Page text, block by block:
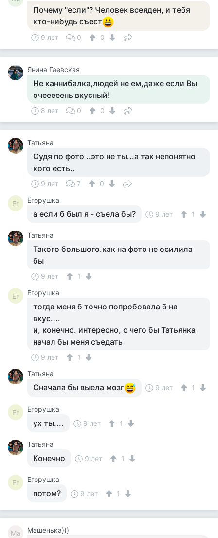
Почему "если"? Человек всеяден, и тебя
кто-нибудь съест
9 лет 0 0
Янина Гаевская
Не каннибалка,людей не ем,даже если Вы
очееееень вкусный!
8 лет 0 0
Татьяна
Судя по фото ..это не ты...а так непонятно
кого есть..
9 лет 7 0
Ег Егорушка
а если б был я - съела бы? 9 лет 1
Татьяна
Такого большого.как на фото не осилила
бы
9 лет 1
Ег Егорушка
тогда меня б точно попробовала б на
вкус....
и, конечно. интересно, с чего бы Татьянка
начал бы меня съедать
9 лет
1
Татьяна
Сначала бы выела мозг 9 лет 1
Ег Егорушка
ух ты.... 9 лет 1
Татьяна
Конечно 9 лет 1
Ег Егорушка
потом? 9 лет 1
Ма Машенька)))